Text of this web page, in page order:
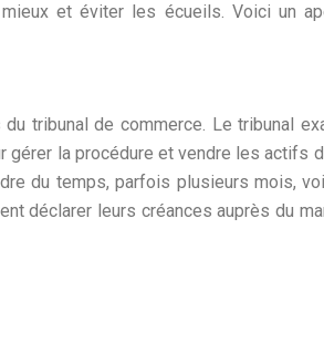
et éviter les écueils. Voici un
tribunal de commerce. Le tribunal
la procédure et vendre les actifs
du temps, parfois plusieurs mois,
déclarer leurs créances auprès du